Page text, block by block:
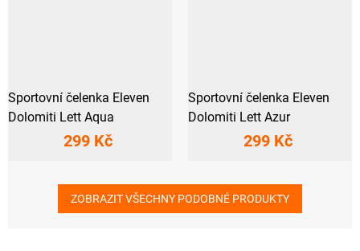
Sportovní čelenka Eleven
Dolomiti Lett Aqua
299 Kč
Sportovní čelenka Eleven
Dolomiti Lett Azur
299 Kč
ZOBRAZIT VŠECHNY PODOBNÉ PRODUKTY